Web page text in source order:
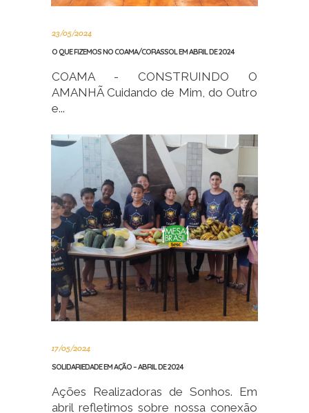
23/05/2024
O QUE FIZEMOS NO COAMA/CORASSOL EM ABRIL DE 2024
COAMA - CONSTRUINDO O
AMANHÃ Cuidando de Mim, do Outro
e...
17/05/2024
SOLIDARIEDADE EM AÇÃO – ABRIL DE 2024
Ações Realizadoras de Sonhos. Em
abril refletimos sobre nossa conexão